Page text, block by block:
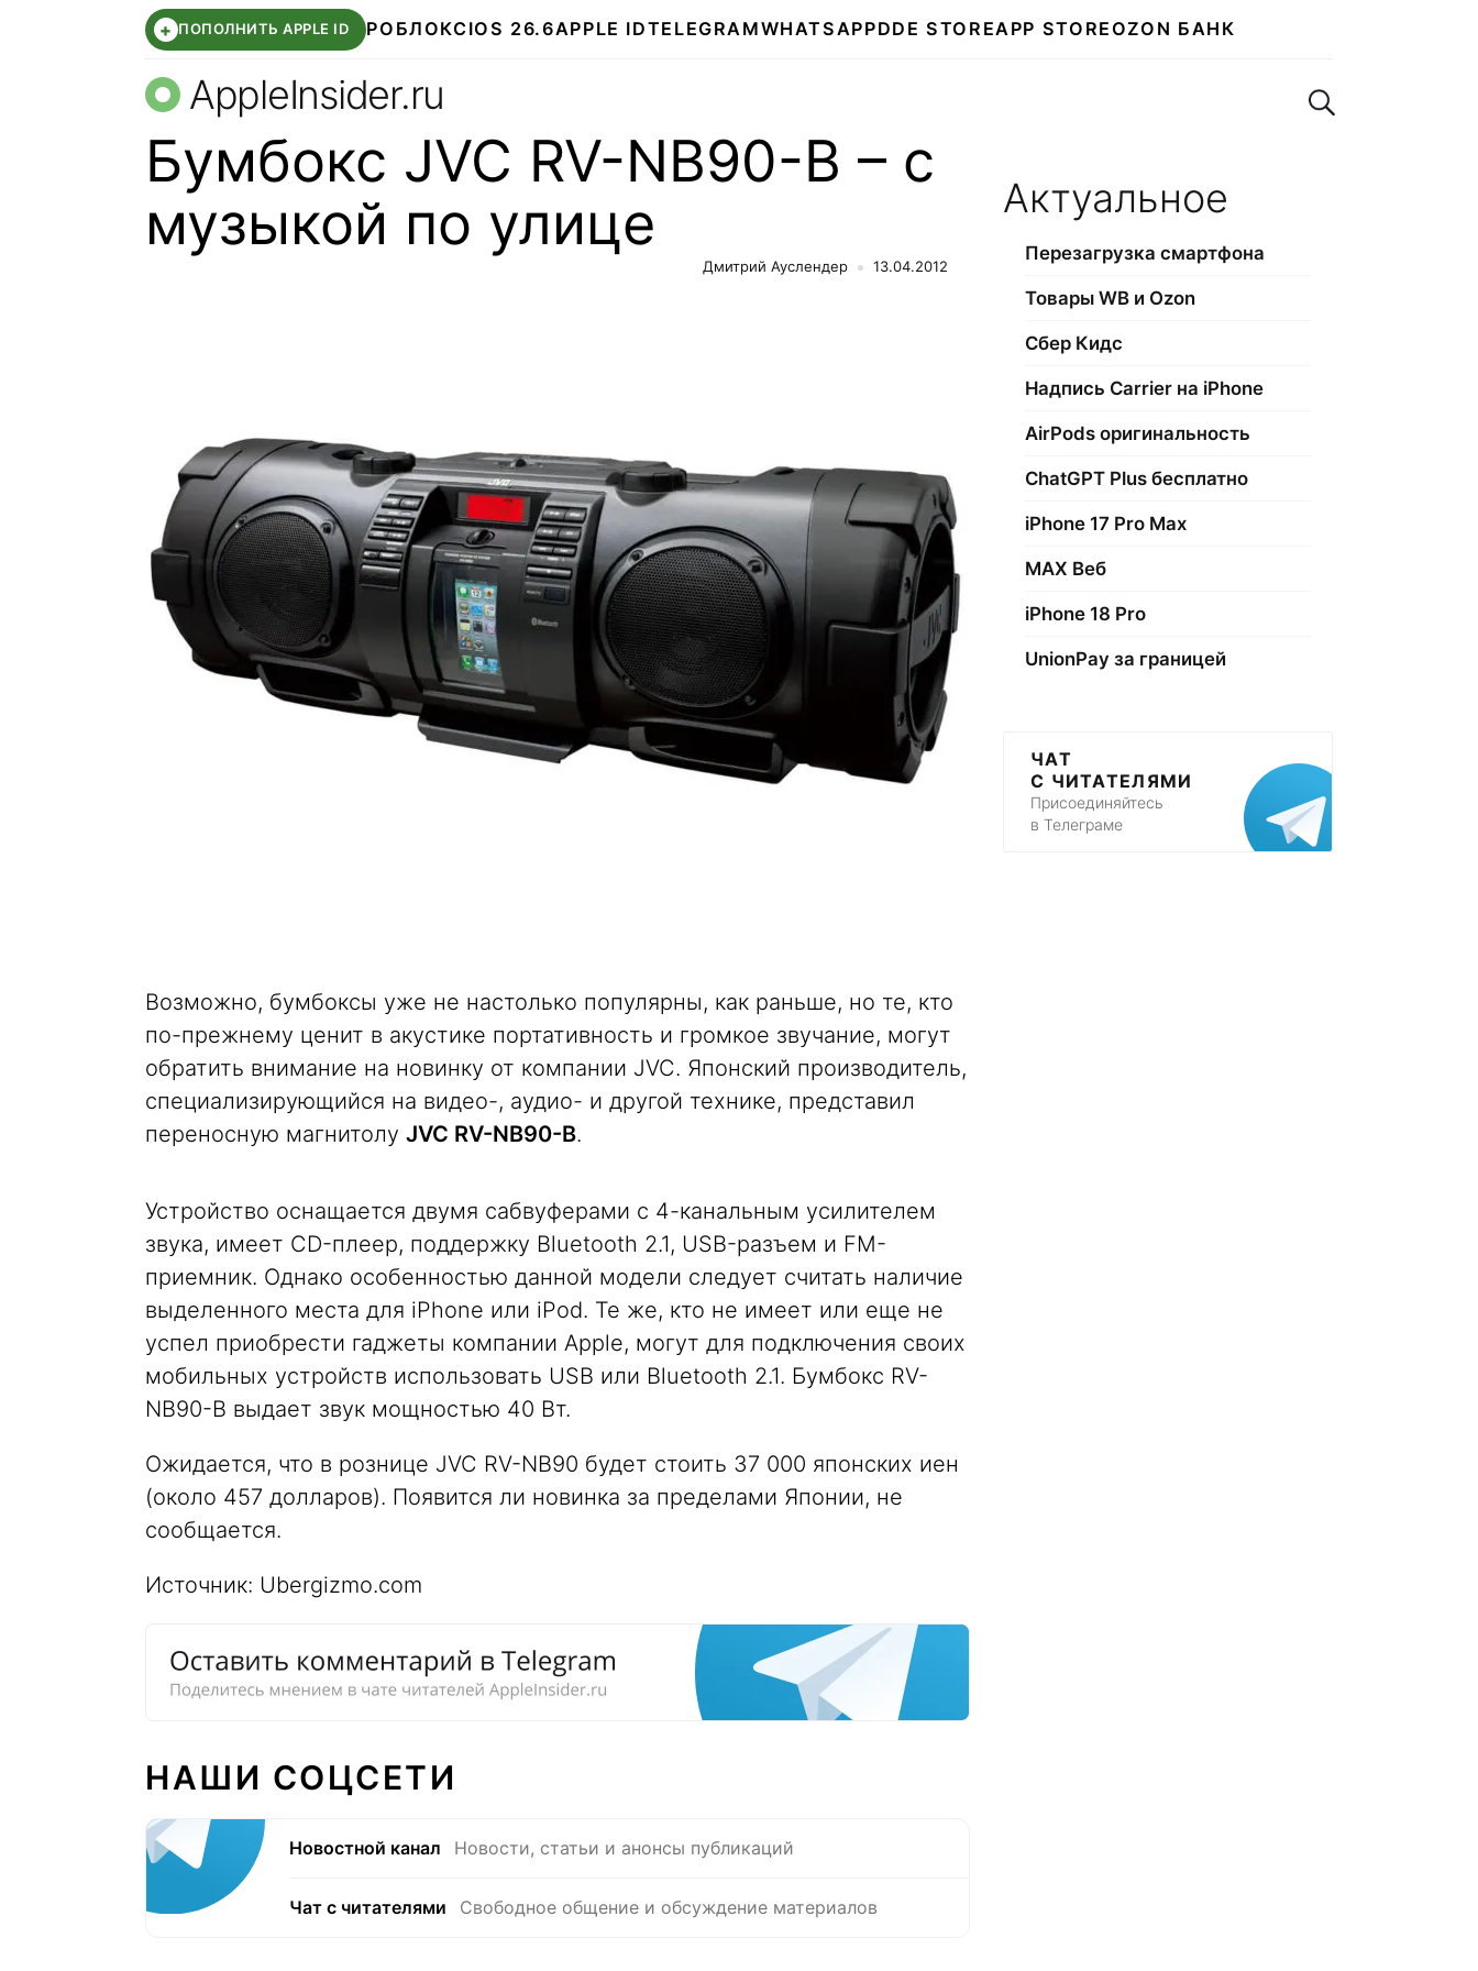
+ ПОПОЛНИТЬ APPLE ID РОБЛОКС IOS 26.6APPLE IDTELEGRAMWHATSAPPDDE STOREAPP STORE OZON БАНК
AppleInsider.ru Поиск по сайту
Бумбокс JVC RV-NB90-B – с
музыкой по улице
Дмитрий Ауслендер 13.04.2012
Возможно, бумбоксы уже не настолько популярны, как раньше, но те, кто
по-прежнему ценит в акустике портативность и громкое звучание, могут
обратить внимание на новинку от компании JVC. Японский производитель,
специализирующийся на видео-, аудио- и другой технике, представил
переносную магнитолу JVC RV-NB90-B.
Устройство оснащается двумя сабвуферами с 4-канальным усилителем
звука, имеет CD-плеер, поддержку Bluetooth 2.1, USB-разъем и FM-
приемник. Однако особенностью данной модели следует считать наличие
выделенного места для iPhone или iPod. Те же, кто не имеет или еще не
успел приобрести гаджеты компании Apple, могут для подключения своих
мобильных устройств использовать USB или Bluetooth 2.1. Бумбокс RV-
NB90-B выдает звук мощностью 40 Вт.
Ожидается, что в рознице JVC RV-NB90 будет стоить 37 000 японских иен
(около 457 долларов). Появится ли новинка за пределами Японии, не
сообщается.
Источник: Ubergizmo.com
НАШИ СОЦСЕТИ
Новостной канал Новости, статьи и анонсы публикаций
Чат с читателями Свободное общение и обсуждение материалов
Актуальное
Перезагрузка смартфона
Товары WB и Ozon
Сбер Кидс
Надпись Carrier на iPhone
AirPods оригинальность
ChatGPT Plus бесплатно
iPhone 17 Pro Max
МАХ Веб
iPhone 18 Pro
UnionPay за границей
ЧАТ
С ЧИТАТЕЛЯМИ
Присоединяйтесь
в Телеграме